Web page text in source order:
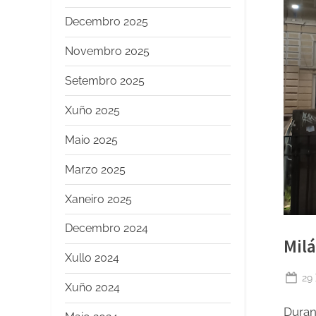
29
Decembro 2025
Novembro 2025
Setembro 2025
Xuño 2025
Maio 2025
Marzo 2025
Xaneiro 2025
Decembro 2024
Xullo 2024
Xuño 2024